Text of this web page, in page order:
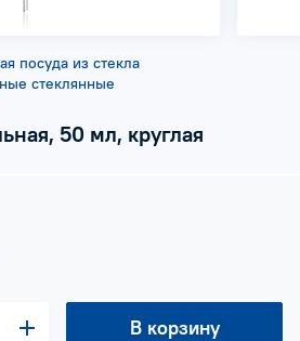
посуда из стекла
стеклянные
50 мл, круглая
В корзину